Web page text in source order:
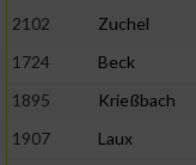
2102
Zuchel
1724
Beck
1895
Krießbach
1907
Laux